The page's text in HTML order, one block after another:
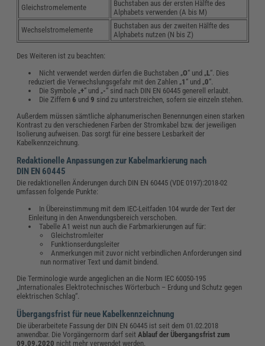
Gleichstromelemente
Buchstaben aus der ersten Hälfte des
Alphabets verwenden (A bis M)
Wechselstromelemente
Buchstaben aus der zweiten Hälfte des
Alphabets nutzen (N bis Z)
Des Weiteren ist zu beachten:
Nicht verwendet werden dürfen die Buchstaben „O“ und „L“. Dies
reduziert die Verwechslungsgefahr mit den Zahlen „1 “ und „0“.
Die Symbole „+“ und „-“ sind nach DIN EN 60445 generell erlaubt.
Die Ziffern 6 und 9 sind zu unterstreichen, sofern sie einzeln stehen.
Außerdem müssen sämtliche alphanumerischen Benennungen einen starken
Kontrast zu den verschiedenen Farben der Stromkabel bzw. der jeweiligen
Isolierung aufweisen. Das sorgt für eine bessere Lesbarkeit der
Kabelkennzeichnung.
Redaktionelle Anpassungen zur Kabelmarkierung nach
DIN EN 60445
Die redaktionellen Änderungen durch DIN EN 60445 (VDE 0197):2018-02
umfassen folgende Punkte:
In Übereinstimmung mit dem IEC-Leitfaden 104 wurde der Text der
Einleitung in den Anwendungsbereich verschoben.
Tabelle A1 weist nun auch die Farbmarkierungen auf für:
Gleichstromleiter
Funktionserdungsleiter
Anmerkungen mit zuvor nicht verbindlichen Anforderungen sind
nun normativer Text und damit bindend.
Die Terminologie wurde angeglichen an die Norm IEC 60050-195
„Internationales Elektrotechnisches Wörterbuch – Erdung und Schutz gegen
elektrischen Schlag“.
Übergangsfrist für neue Kabelkennzeichnung
Die überarbeitete Fassung der DIN EN 60445 ist seit dem 01.02.2018
anwendbar. Die Vorgängernorm darf seitAblauf der Übergangsfristzum
09.09.2020 nicht mehr verwendet werden.